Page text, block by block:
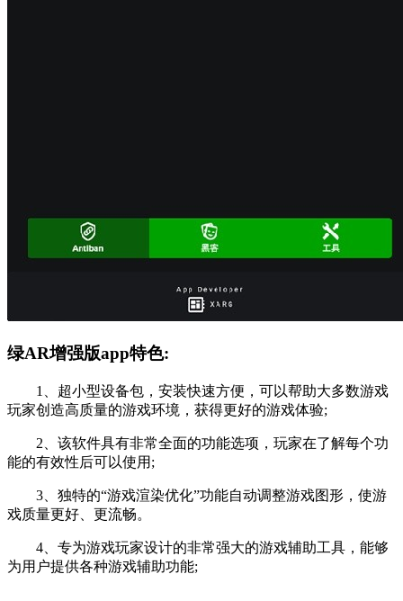
绿AR增强版app特色:
1、超小型设备包，安装快速方便，可以帮助大多数游戏
玩家创造高质量的游戏环境，获得更好的游戏体验;
2、该软件具有非常全面的功能选项，玩家在了解每个功
能的有效性后可以使用;
3、独特的“游戏渲染优化”功能自动调整游戏图形，使游
戏质量更好、更流畅。
4、专为游戏玩家设计的非常强大的游戏辅助工具，能够
为用户提供各种游戏辅助功能;